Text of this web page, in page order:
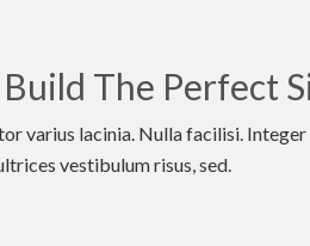
The Perfect
varius lacinia. Nulla facilisi.
vestibulum risus, sed.